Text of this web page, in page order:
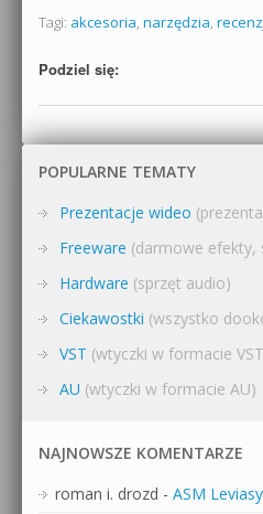
Tagi: akcesoria, narzędzia,
Podziel się:
POPULARNE TEMATY
Prezentacje wideo
Freeware (darmowe efekty,
Hardware (sprzęt audio)
Ciekawostki (wszystko
VST (wtyczki w formacie
AU (wtyczki w formacie AU)
NAJNOWSZE KOMENTARZE
roman i. drozd - ASM